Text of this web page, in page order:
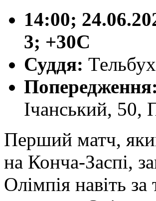
14:00;
3; +30С
Суддя:
Попередження:
Ічанський, 50,
Перший матч,
на Конча-Заспі,
Олімпія навіть